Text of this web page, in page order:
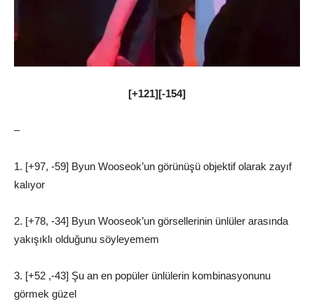
[+121][-154]
–
1. [+97, -59] Byun Wooseok’un görünüşü objektif olarak zayıf
kalıyor
2. [+78, -34] Byun Wooseok’un görsellerinin ünlüler arasında
yakışıklı olduğunu söyleyemem
3. [+52 ,-43] Şu an en popüler ünlülerin kombinasyonunu
görmek güzel